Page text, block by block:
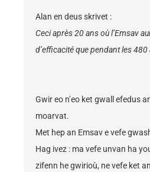
Alan en deus skrivet :
Ceci après 20 ans où l’Emsav
d’efficacité que pendant les
Gwir eo n’eo ket gwall efedus
moarvat.
Met hep an Emsav e vefe
Hag ivez : ma vefe unvan ha
zifenn he gwirioù, ne vefe ket